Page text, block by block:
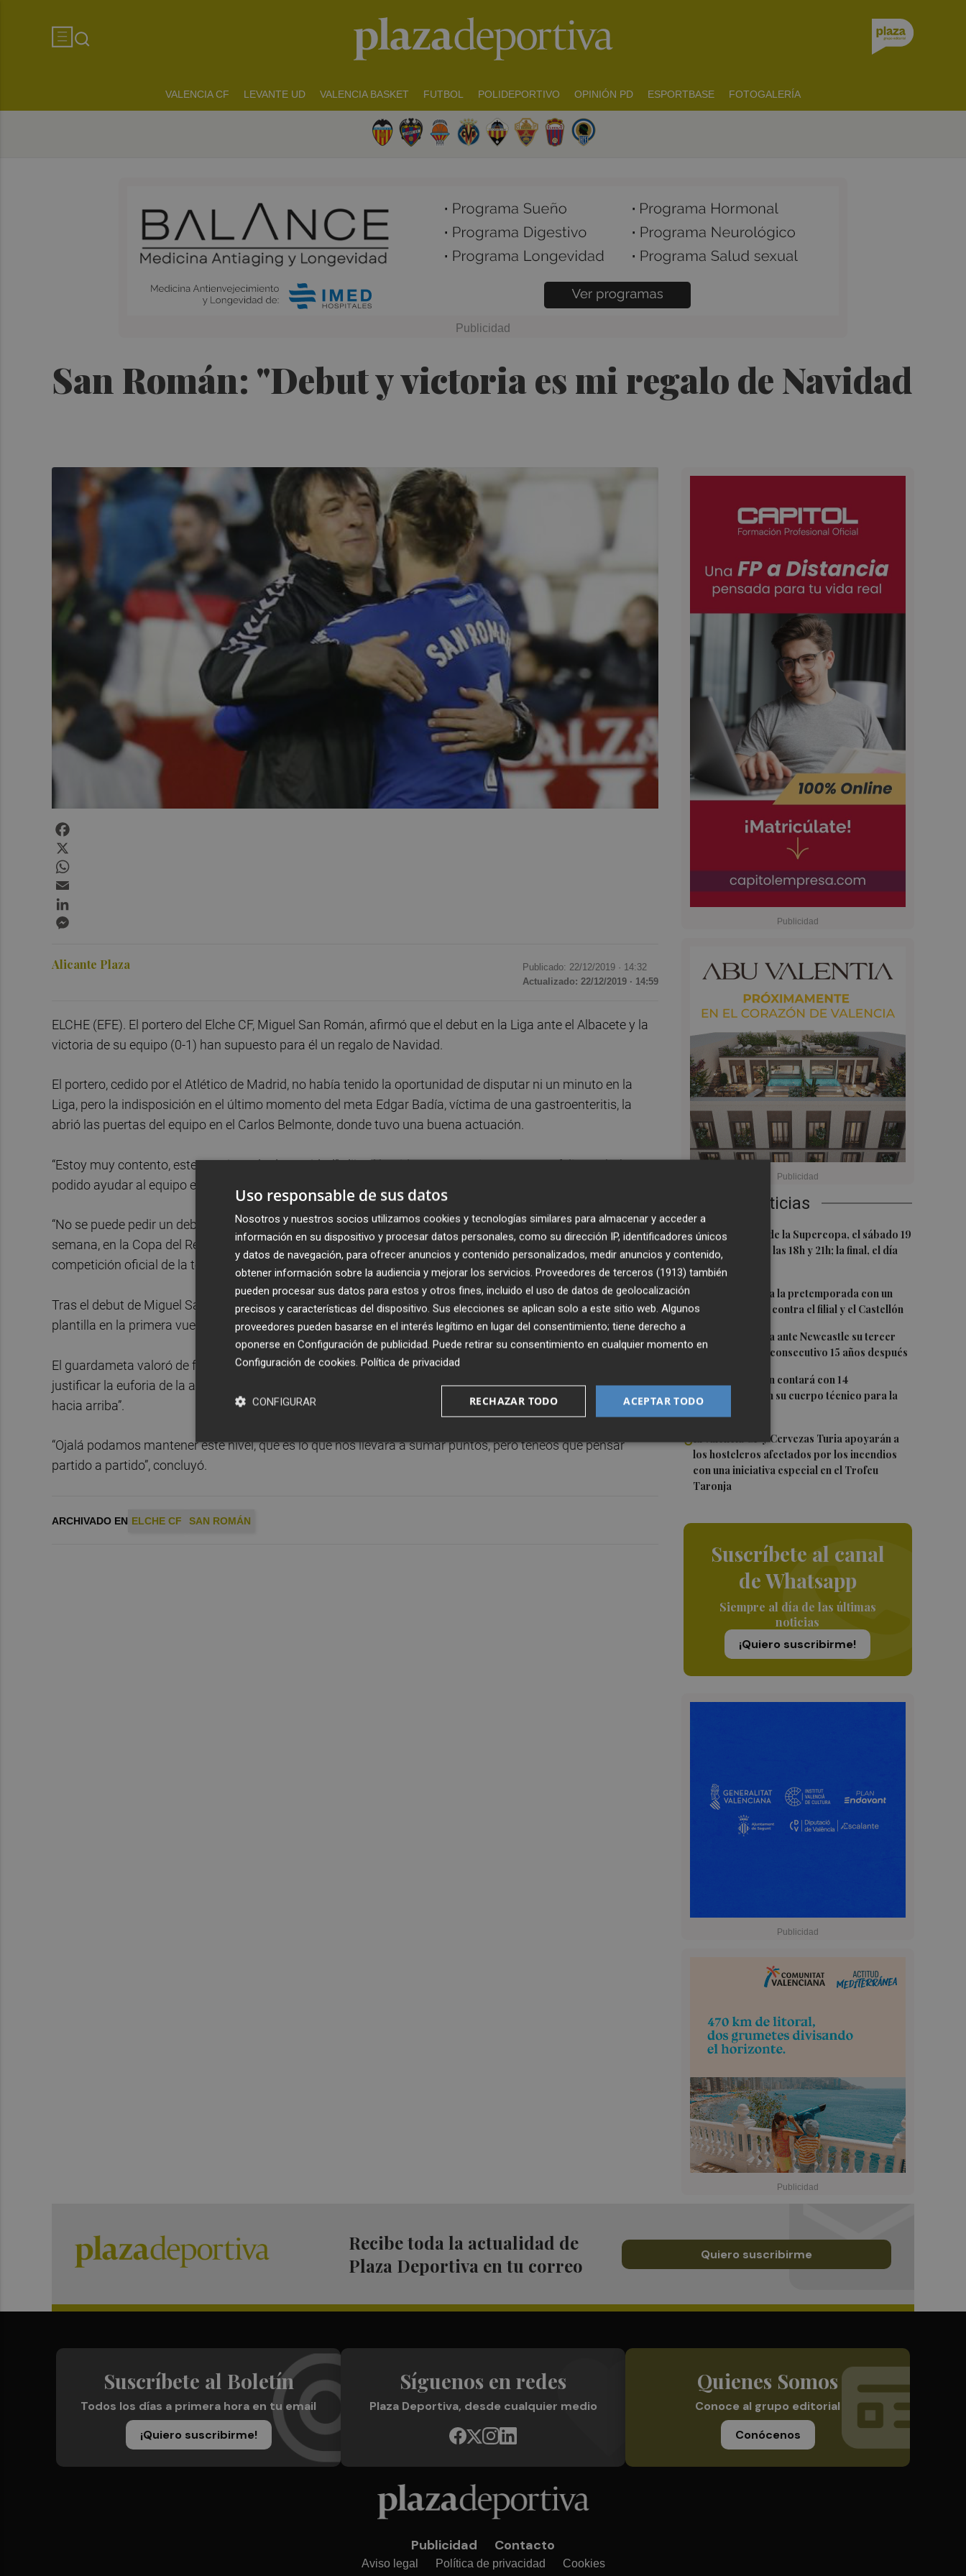
VALENCIA CF LEVANTE UD VALENCIA BASKET FUTBOL POLIDEPORTIVO OPINIÓN PD ESPORTBASE FOTOGALERÍA
San Román: "Debut y victoria es mi regalo de Navidad
Últimas Noticias
1 Las semifinales de la Supercopa, el sábado 19
de septiembre a las 18h y 21h; la final, el día
20 a las 19h
2
El Levante cierra la pretemporada con un
doble amistoso: contra el filial y el Castellón
3 El Valencia busca ante Newcastle su tercer
Trofeo Naranja consecutivo 15 años después
4 Carlos Corberán contará con 14
profesionales en su cuerpo técnico para la
5El Valencia CF y Cervezas Turia apoyarán a
los hosteleros afectados por los incendios
con una iniciativa especial en el Trofeu
Taronja
Suscríbete al canal
de Whatsapp
Siempre al día de las últimas
noticias
¡Quiero suscribirme!
Alicante Plaza Publicado: 22/12/2019 · 14:32
Actualizado: 22/12/2019 · 14:59
ELCHE (EFE). El portero del Elche CF, Miguel San Román, afirmó que el debut en la Liga ante el Albacete y la
victoria de su equipo (0-1) han supuesto para él un regalo de Navidad.
El portero, cedido por el Atlético de Madrid, no había tenido la oportunidad de disputar ni un minuto en la
Liga, pero la indisposición en el último momento del meta Edgar Badía, víctima de una gastroenteritis, la
abrió las puertas del equipo en el Carlos Belmonte, donde tuvo una buena actuación.
“Estoy muy contento, este es mi regalo de Navidad”, dijo el benidormense, quien se mostró feliz por haber
podido ayudar al equipo en la Liga.
“No se puede pedir un debut mejor”, destacó el portero, quien también tuvo la oportunidad esta misma
semana, en la Copa del Rey ante la Gimnástica Segoviana, de disputar sus primeros minutos en
competición oficial de la temporada.
Tras el debut de Miguel San Román, el Elche ya ha utilizado a todos los jugadores profesionales de su
plantilla en la primera vuelta del campeonato.
El guardameta valoró de forma positiva los 31 puntos que suma el Elche en la primera vuelta y, pese a
justificar la euforia de la afición, recordó que lo primero es cumplir el objetivo de la salvación “y luego mirar
hacia arriba”.
“Ojalá podamos mantener este nivel, que es lo que nos llevará a sumar puntos, pero teneos que pensar
partido a partido”, concluyó.
ARCHIVADO EN ELCHE CF SAN ROMÁN
Recibe toda la actualidad de
Plaza Deportiva en tu correo
Quiero suscribirme
Suscríbete al Boletín
Todos los días a primera hora en tu email
¡Quiero suscribirme!
Síguenos en redes
Plaza Deportiva, desde cualquier medio
Quienes Somos
Conoce al grupo editorial
Conócenos
Publicidad Contacto
Aviso legal Política de privacidad Cookies
Uso responsable de sus datos
Nosotros y nuestros socios utilizamos cookies y tecnologías similares para almacenar y acceder a
información en su dispositivo y procesar datos personales, como su dirección IP, identificadores únicos
y datos de navegación, para ofrecer anuncios y contenido personalizados, medir anuncios y contenido,
obtener información sobre la audiencia y mejorar los servicios. Proveedores de terceros (1913) también
pueden procesar sus datos para estos y otros fines, incluido el uso de datos de geolocalización
precisos y características del dispositivo. Sus elecciones se aplican solo a este sitio web. Algunos
proveedores pueden basarse en el interés legítimo en lugar del consentimiento; tiene derecho a
oponerse en Configuración de publicidad. Puede retirar su consentimiento en cualquier momento en
Configuración de cookies. Política de privacidad
ACEPTAR TODO
RECHAZAR TODO
CONFIGURAR